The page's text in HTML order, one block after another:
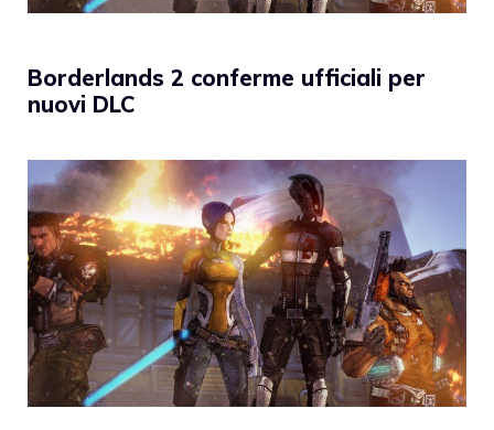
Borderlands 2 conferme ufficiali per
nuovi DLC